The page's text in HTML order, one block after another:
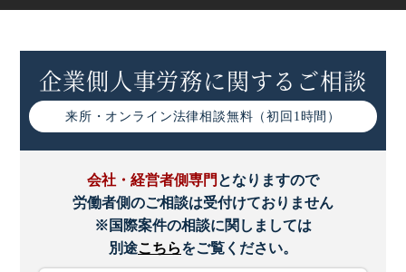
働き方改革による産業医の機能強化とは｜改正点や企業の
取り組みなど
高度プロフェッショナル制度導入時の注意点
高度プロフェッショナル制度の導入要件
企業側人事労務に関するご相談
来所・オンライン法律相談無料（初回1時間）
会社・経営者側専門 となりますので
労働者側のご相談は受付けておりません
※国際案件の相談に関しましては
別途こちらをご覧ください。